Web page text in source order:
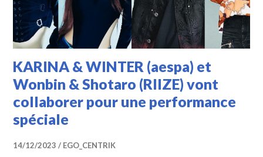
KARINA & WINTER (aespa) et
Wonbin & Shotaro (RIIZE) vont
collaborer pour une performance
spéciale
14/12/2023 EGO_CENTRIK